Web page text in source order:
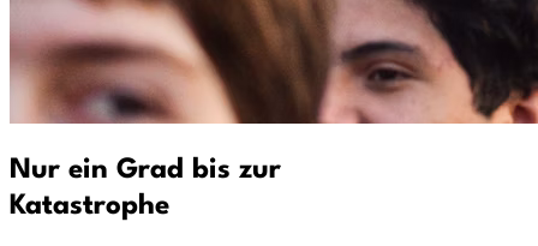
Nur ein Grad bis zur
Katastrophe